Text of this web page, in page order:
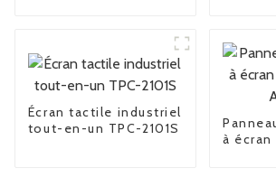
Écran tactile industriel
tout-en-un TPC-2101S
à